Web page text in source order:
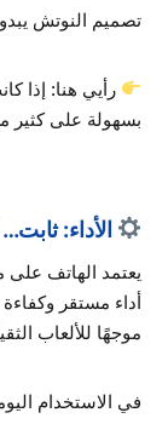
تصميم النوتش
رأيي هنا: إذا
بسهولة على كثير
الأداء:
أداء مستقر
موجهًا للألعاب
في الاستخدام